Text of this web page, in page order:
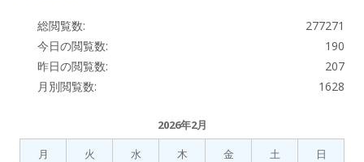
ー
277271
総閲覧数:
190
今日の閲覧数:
207
昨日の閲覧数:
1628
月別閲覧数:
2026年2月
月
火 水 木 金 土 日